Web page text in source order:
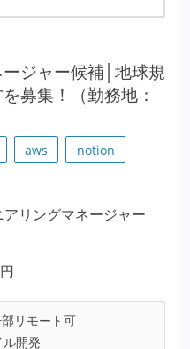
ジャー候補│地球規
募集！（勤務地：
aws
notion
アリングマネージャー
リモート可
ル開発